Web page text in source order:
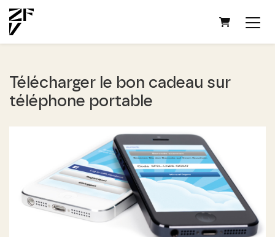
PANIER
Télécharger le bon cadeau sur
téléphone portable